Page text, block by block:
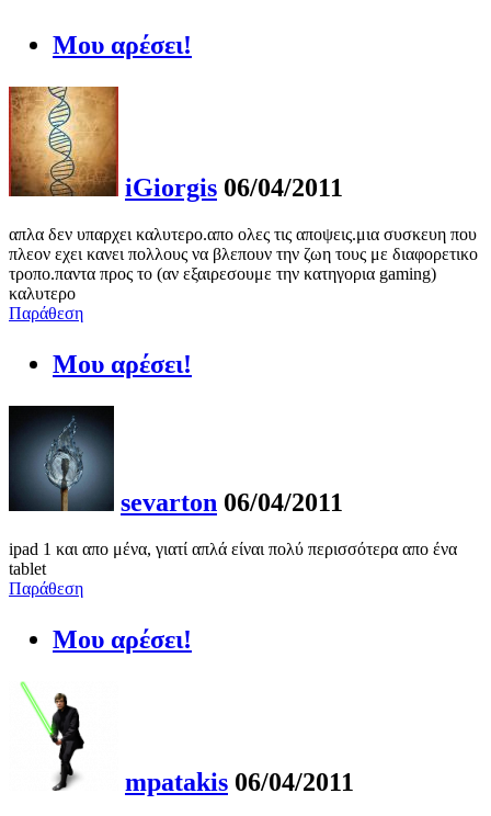
Μου αρέσει!
iGiorgis 06/04/2011
απλα δεν υπαρχει καλυτερο.απο ολες τις αποψεις.μια συσκευη που
πλεον εχει κανει πολλους να βλεπουν την ζωη τους με διαφορετικο
τροπο.παντα προς το (αν εξαιρεσουμε την κατηγορια gaming)
καλυτερο
Παράθεση
Μου αρέσει!
sevarton 06/04/2011
ipad 1 και απο μένα, γιατί απλά είναι πολύ περισσότερα απο ένα
tablet
Παράθεση
Μου αρέσει!
mpatakis 06/04/2011